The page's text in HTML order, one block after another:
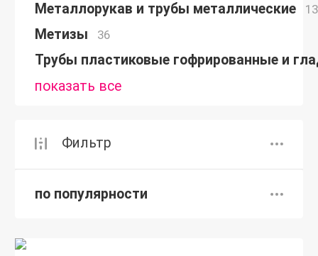
Металлорукав и трубы металлические 13
Метизы 36
Трубы пластиковые гофрированные и
показать все
Фильтр
по популярности